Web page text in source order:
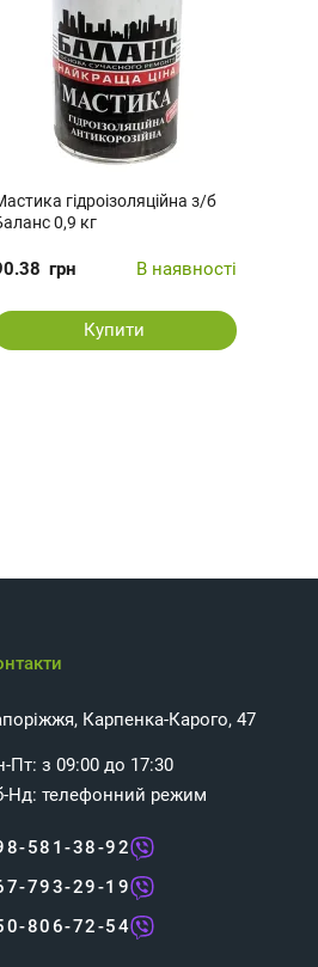
гідроізоляційна з/б
0,9 кг
грн В наявності
Купити
Карпенка-Карого, 47
Пт: з 09:00 до 17:30
Нд: телефонний режим
581-38-92
793-29-19
806-72-54